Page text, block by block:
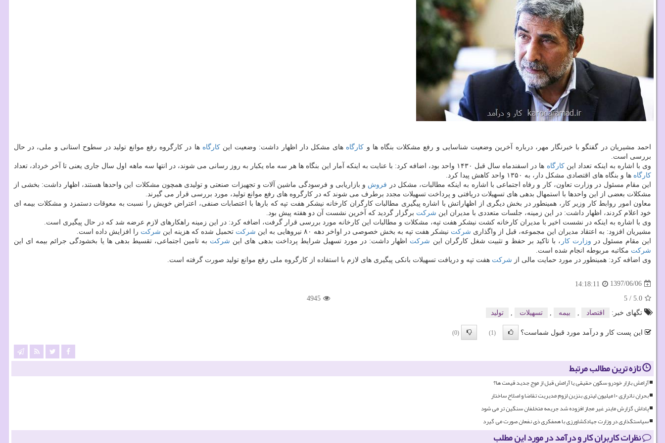
احمد مشیریان در گفتگو با خبرنگار مهر، درباره آخرین وضعیت شناسایی و رفع مشكلات بنگاه ها و كارگاه های مشكل دار اظهار داشت: وضعیت اینكارگاه ها در كارگروه رفع موانع تولید در سطوح استانی و ملی، در حال
بررسی است.
وی با اشاره به اینكه تعداد اینكارگاه ها در اسفندماه سال قبل ۱۴۳۰ واحد بود، اضافه كرد: با عنایت به اینكه آمار این بنگاه ها هر سه ماه یكبار به روز رسانی می شوند، در انتها سه ماهه اول سال جاری یعنی تا آخر خرداد، تعداد
كارگاه ها و بنگاه های اقتصادی مشكل دار، به ۱۳۵۰ واحد كاهش پیدا كرد.
این مقام مسئول در وزارت تعاون، كار و رفاه اجتماعی با اشاره به اینكه مطالبات، مشكل در فروش و بازاریابی و فرسودگی ماشین آلات و تجهیزات صنعتی و تولیدی همچون مشكلات این واحدها هستند، اظهار داشت: بخشی از
مشكلات بعضی از این واحدها با استمهال بدهی های تسهیلات دریافتی و پرداخت تسهیلات مجدد برطرف می شوند كه در كارگروه های رفع موانع تولید، مورد بررسی قرار می گیرند.
معاون امور روابط كار وزیر كار، همینطور در بخش دیگری از اظهاراتش با اشاره پیگیری مطالبات كارگران كارخانه نیشكر هفت تپه كه بارها با اعتصابات صنفی، اعتراض خویش را نسبت به معوقات دستمزد و مشكلات بیمه ای
خود اعلام كردند، اظهار داشت: در این زمینه، جلسات متعددی با مدیران این شركت برگزار گردید كه آخرین نشست آن دو هفته پیش بود.
وی با اشاره به اینكه در نشست اخیر با مدیران كارخانه كشت نیشكر هفت تپه، مشكلات و مطالبات این كارخانه مورد بررسی قرار گرفت، اضافه كرد: در این زمینه راهكارهای لازم عرضه شد كه در حال پیگیری است.
مشیریان افزود: به اعتقاد مدیران این مجموعه، قبل از واگذاری شركت نیشكر هفت تپه به بخش خصوصی در اواخر دهه ۸۰ نیروهایی به این شركت تحمیل شده كه هزینه این شركت را افزایش داده است.
این مقام مسئول در وزارت كار ، با تاكید بر حفظ و تثبیت شغل كارگران این شركت اظهار داشت: در مورد تسهیل شرایط پرداخت بدهی های این شركت به تامین اجتماعی، تقسیط بدهی ها یا بخشودگی جرائم بیمه ای این
شركت مكاتبه مربوطه انجام شده است.
وی اضافه كرد: همینطور در مورد حمایت مالی از شركت هفت تپه و دریافت تسهیلات بانكی پیگیری های لازم با استفاده از كارگروه ملی رفع موانع تولید صورت گرفته است.
1397/06/06
14:18:11
5.0
/
5
4945
تگهای خبر:
اقتصاد , بیمه , تسهیلات , تولید
این پست کار و درآمد مورد قبول شماست؟ (1)
(0)
تازه ترین مطالب مرتبط
آرامش بازار خودرو سکون حقیقی یا آرامش قبل از موج جدید قیمت ها؟
بحران ناترازی ۱۰ میلیون لیتری بنزین لزوم مدیریت تقاضا و اصلاح ساختار
پاداش گزارش ماینر غیر مجاز افزوده شد جریمه متخلفان سنگین تر می شود
سیاستگذاری در وزارت جهادکشاورزی با همفکری ذی نفعان صورت می گیرد
نظرات کاربران کار و درآمد در مورد این مطلب